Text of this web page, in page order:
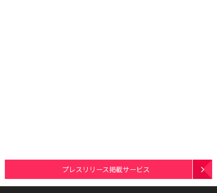
プレスリリース掲載サービス